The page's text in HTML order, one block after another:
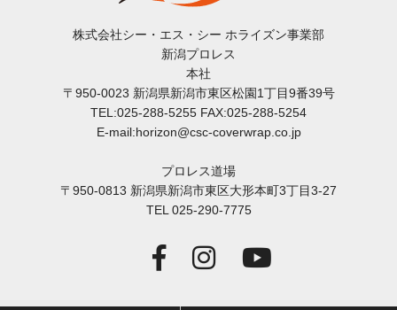
株式会社シー・エス・シー ホライズン事業部
新潟プロレス
本社
〒950-0023 新潟県新潟市東区松園1丁目9番39号
TEL:025-288-5255 FAX:025-288-5254
E-mail:horizon@csc-coverwrap.co.jp
プロレス道場
〒950-0813 新潟県新潟市東区大形本町3丁目3-27
TEL 025-290-7775